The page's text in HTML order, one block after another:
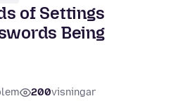
of Settings
Being
200visningar